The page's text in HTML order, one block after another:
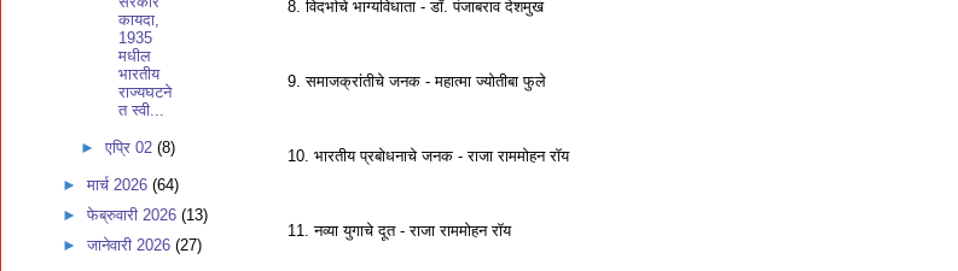
8. विदर्भाचे भाग्यविधाता - डॉ. पंजाबराव देशमुख
9. समाजक्रांतीचे जनक - महात्मा ज्योतीबा फुले
10. भारतीय प्रबोधनाचे जनक - राजा राममोहन रॉय
11. नव्या युगाचे दूत - राजा राममोहन रॉय
कायदा,
1935
मधील
भारतीय
राज्यघटने
त स्वी...
►एप्रि 02(8)
► मार्च 2026 (64)
► फेब्रुवारी 2026 (13)
► जानेवारी 2026 (27)